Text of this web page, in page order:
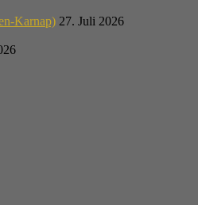
Karnap) 27. Juli 2026